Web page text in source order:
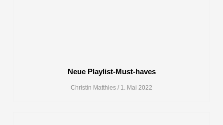
Neue Playlist-Must-haves
Christin Matthies 1. Mai 2022